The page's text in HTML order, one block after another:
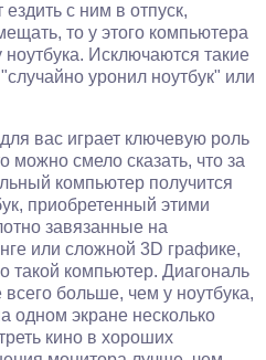
ездить с ним в отпуск,
то у этого компьютера
Исключаются такие
уронил ноутбук" или
вас играет ключевую роль
можно смело сказать, что за
компьютер получится
приобретенный этими
завязанные на
или сложной 3D графике,
такой компьютер. Диагональ
больше, чем у ноутбука,
одном экране несколько
кино в хороших